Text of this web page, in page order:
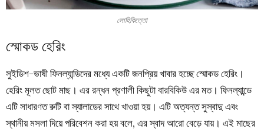
লোহিকিত্তো
স্মোকড হেরিং
সুইডিশ-ভাষী ফিনল্যান্ডিদের মধ্যে একটি জনপ্রিয় খাবার হচ্ছে স্মোকড হেরিং।
হেরিং মূলত ছোট মাছ। এর রন্ধন প্রণালী কিছুটা বারবিকিউ এর মত। ফিনল্যান্ডে
এটি সাধারণত রুটি বা স্যালাডের সাথে খাওয়া হয়। এটি অত্যন্ত সুস্বাদু এবং
স্থানীয় মসলা দিয়ে পরিবেশন করা হয় বলে, এর স্বাদ আরো বেড়ে যায়। এই মাছের